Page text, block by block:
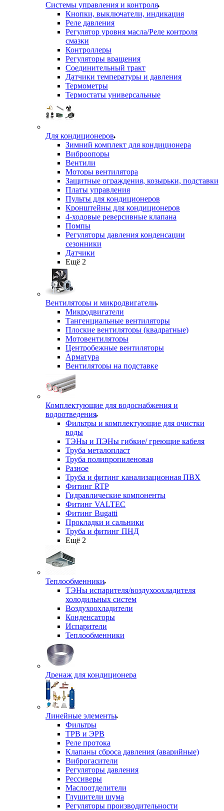
Системы управления и контроля
Кнопки, выключатели, индикация
Реле давления
Регулятор уровня масла/Реле контроля
смазки
Контроллеры
Регуляторы вращения
Соединительный тракт
Датчики температуры и давления
Термометры
Термостаты универсальные
Для кондиционеров
Зимний комплект для кондиционера
Виброопоры
Вентили
Моторы вентилятора
Защитные ограждения, козырьки, подставки
Платы управления
Пульты для кондиционеров
Кронштейны для кондиционеров
4-ходовые реверсивные клапана
Помпы
Регуляторы давления конденсации
сезонники
Датчики
Ещё 2
Вентиляторы и микродвигатели
Микродвигатели
Тангенциальные вентиляторы
Плоские вентиляторы (квадратные)
Мотовентиляторы
Центробежные вентиляторы
Арматура
Вентиляторы на подставке
Комплектующие для водоснабжения и
водоотведения
Фильтры и комплектующие для очистки
воды
ТЭНы и ПЭНы гибкие/ греющие кабеля
Труба металопласт
Труба полипропиленовая
Разное
Труба и фитинг канализационная ПВХ
Фитинг RTP
Гидравлические компоненты
Фитинг VALTEC
Фитинг Bugatti
Прокладки и сальники
Труба и фитинг ПНД
Ещё 2
Теплообменники
ТЭНы испарителя/воздухоохладителя
холодильных систем
Воздухоохладители
Конденсаторы
Испарители
Теплообменники
Дренаж для кондиционера
Линейные элементы
Фильтры
ТРВ и ЭРВ
Реле протока
Клапаны сброса давления (аварийные)
Виброгасители
Регуляторы давления
Рессиверы
Маслоотделители
Глушители шума
Регуляторы производительности